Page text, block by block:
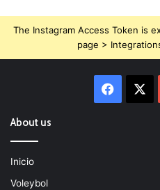
The Instagram Access Token is
page >
About us
Inicio
Voleybol